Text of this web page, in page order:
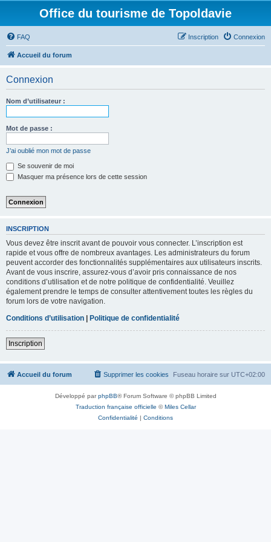
Office du tourisme de Topoldavie
FAQ Connexion
Inscription
Accueil du forum
Connexion
Nom d’utilisateur :
Mot de passe :
J’ai oublié mon mot de passe
Se souvenir de moi
Masquer ma présence lors de cette session
INSCRIPTION
Vous devez être inscrit avant de pouvoir vous connecter. L’inscription est
rapide et vous offre de nombreux avantages. Les administrateurs du forum
peuvent accorder des fonctionnalités supplémentaires aux utilisateurs inscrits.
Avant de vous inscrire, assurez-vous d’avoir pris connaissance de nos
conditions d’utilisation et de notre politique de confidentialité. Veuillez
également prendre le temps de consulter attentivement toutes les règles du
forum lors de votre navigation.
Conditions d’utilisation | Politique de confidentialité
Inscription
Accueil du forum Fuseau horaire sur UTC+02:00
Supprimer les cookies
Développé parphpBB® Forum Software © phpBB Limited
Traduction française officielle ©Miles Cellar
Confidentialité | Conditions